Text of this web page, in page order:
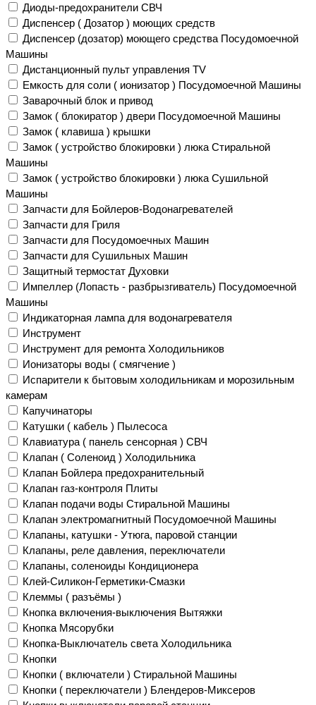
Диоды-предохранители СВЧ
Диспенсер ( Дозатор ) моющих средств
Диспенсер (дозатор) моющего средства Посудомоечной
Машины
Дистанционный пульт управления TV
Емкость для соли ( ионизатор ) Посудомоечной Машины
Заварочный блок и привод
Замок ( блокиратор ) двери Посудомоечной Машины
Замок ( клавиша ) крышки
Замок ( устройство блокировки ) люка Стиральной
Машины
Замок ( устройство блокировки ) люка Сушильной
Машины
Запчасти для Бойлеров-Водонагревателей
Запчасти для Гриля
Запчасти для Посудомоечных Машин
Запчасти для Сушильных Машин
Защитный термостат Духовки
Импеллер (Лопасть - разбрызгиватель) Посудомоечной
Машины
Индикаторная лампа для водонагревателя
Инструмент
Инструмент для ремонта Холодильников
Ионизаторы воды ( смягчение )
Испарители к бытовым холодильникам и морозильным
камерам
Капучинаторы
Катушки ( кабель ) Пылесоса
Клавиатура ( панель сенсорная ) СВЧ
Клапан ( Соленоид ) Холодильника
Клапан Бойлера предохранительный
Клапан газ-контроля Плиты
Клапан подачи воды Стиральной Машины
Клапан электромагнитный Посудомоечной Машины
Клапаны, катушки - Утюга, паровой станции
Клапаны, реле давления, переключатели
Клапаны, соленоиды Кондиционера
Клей-Силикон-Герметики-Смазки
Клеммы ( разъёмы )
Кнопка включения-выключения Вытяжки
Кнопка Мясорубки
Кнопка-Выключатель света Холодильника
Кнопки
Кнопки ( включатели ) Стиральной Машины
Кнопки ( переключатели ) Блендеров-Миксеров